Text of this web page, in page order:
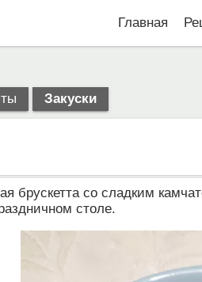
Главная
Закуски
брускетта со сладким
столе.